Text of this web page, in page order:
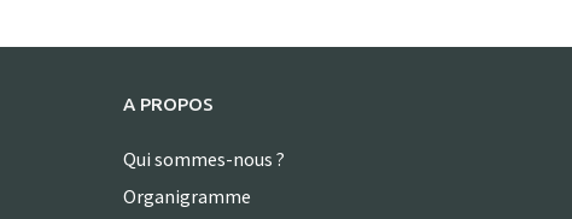
A PROPOS
Qui sommes-nous ?
Organigramme